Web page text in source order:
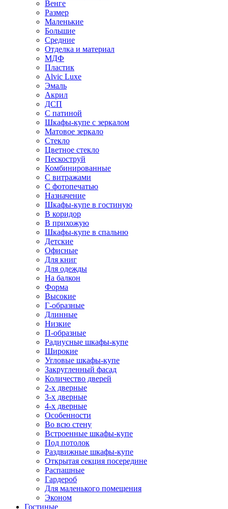
Венге
Размер
Маленькие
Большие
Средние
Отделка и материал
МДФ
Пластик
Alvic Luxe
Эмаль
Акрил
ДСП
С патиной
Шкафы-купе с зеркалом
Матовое зеркало
Стекло
Цветное стекло
Пескоструй
Комбинированные
С витражами
С фотопечатью
Назначение
Шкафы-купе в гостиную
В коридор
В прихожую
Шкафы-купе в спальню
Детские
Офисные
Для книг
Для одежды
На балкон
Форма
Высокие
Г-образные
Длинные
Низкие
П-образные
Радиусные шкафы-купе
Широкие
Угловые шкафы-купе
Закругленный фасад
Количество дверей
2-х дверные
3-х дверные
4-х дверные
Особенности
Во всю стену
Встроенные шкафы-купе
Под потолок
Раздвижные шкафы-купе
Открытая секция посередине
Распашные
Гардероб
Для маленького помещения
Эконом
Гостиные